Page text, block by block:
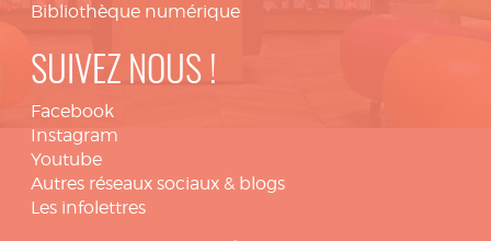
Bibliothèque numérique
SUIVEZ NOUS !
Facebook
Instagram
Youtube
Autres réseaux sociaux & blogs
Les infolettres